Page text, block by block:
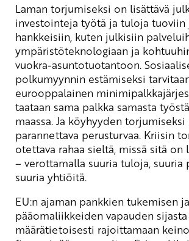
Laman torjumiseksi on lisättävä
investointeja työtä ja tuloja tuoviin
hankkeisiin, kuten julkisiin
ympäristöteknologiaan ja
vuokra-asuntotuotantoon.
polkumyynnin estämiseksi
eurooppalainen
taataan sama palkka samasta
maassa. Ja köyhyyden torjumiseksi
parannettava perusturvaa. Kriisin
otettava rahaa sieltä, missä sitä on
– verottamalla suuria tuloja, suuria
suuria yhtiöitä.
EU:n ajaman pankkien tukemisen ja
pääomaliikkeiden vapauden
määrätietoisesti rajoittamaan